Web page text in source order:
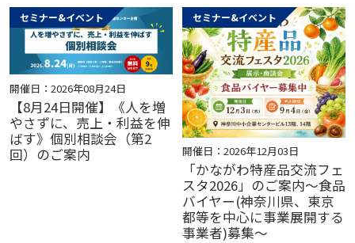
セミナー&イベント
開催日：2026年08月24日
【8月24日開催】《人を増
やさずに、売上・利益を伸
ばす》個別相談会（第2
回）のご案内
セミナー&イベント
開催日：2026年12月03日
「かながわ特産品交流フェ
スタ2026」のご案内～食品
バイヤー(神奈川県、東京
都等を中心に事業展開する
事業者)募集～